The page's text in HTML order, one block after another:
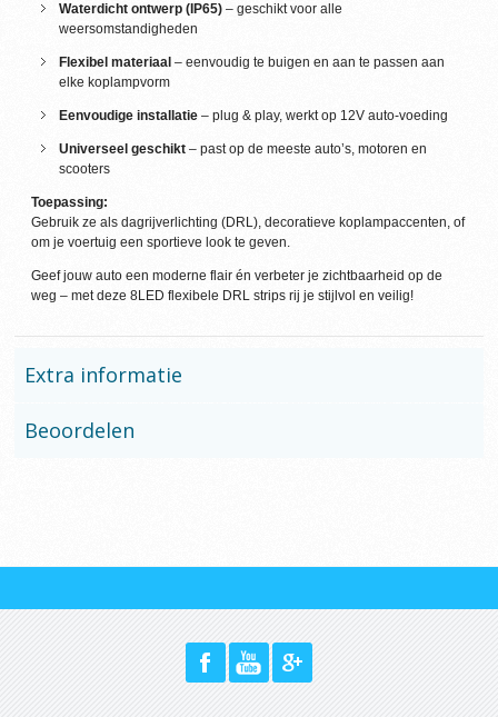
Waterdicht ontwerp (IP65) – geschikt voor alle
weersomstandigheden
Flexibel materiaal – eenvoudig te buigen en aan te passen aan
elke koplampvorm
Eenvoudige installatie – plug & play, werkt op 12V auto-voeding
Universeel geschikt – past op de meeste auto’s, motoren en
scooters
Toepassing:
Gebruik ze als dagrijverlichting (DRL), decoratieve koplampaccenten, of
om je voertuig een sportieve look te geven.
Geef jouw auto een moderne flair én verbeter je zichtbaarheid op de
weg – met deze 8LED flexibele DRL strips rij je stijlvol en veilig!
Extra informatie
Beoordelen